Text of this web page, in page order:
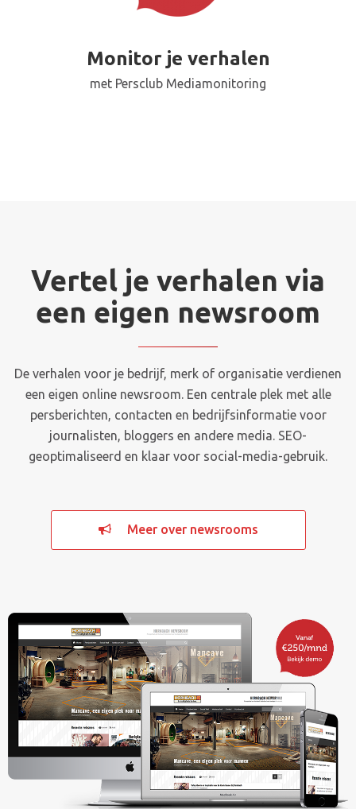
Monitor je verhalen
met Persclub Mediamonitoring
Vertel je verhalen via
een eigen newsroom
De verhalen voor je bedrijf, merk of organisatie verdienen
een eigen online newsroom. Een centrale plek met alle
persberichten, contacten en bedrijfsinformatie voor
journalisten, bloggers en andere media. SEO-
geoptimaliseerd en klaar voor social-media-gebruik.
Meer over newsrooms